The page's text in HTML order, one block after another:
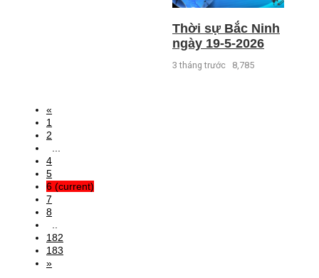
Thời sự Bắc Ninh
ngày 19-5-2026
3 tháng trước 8,785
«
1
2
4
5
6 (current)
7
8
182
183
»